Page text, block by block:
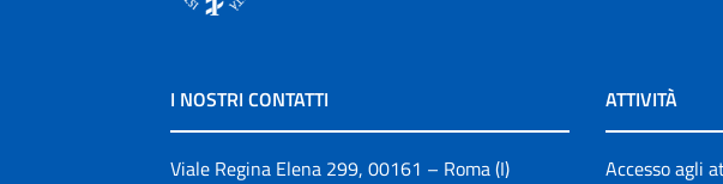
I NOSTRI CONTATTI
Viale Regina Elena 299, 00161 – Roma (I)
ATTIVITÀ
Accesso agli